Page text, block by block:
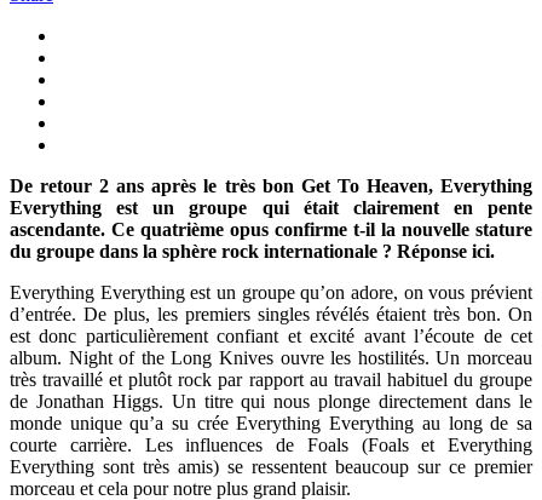
De retour 2 ans après le très bon Get To Heaven, Everything
Everything est un groupe qui était clairement en pente
ascendante. Ce quatrième opus confirme t-il la nouvelle stature
du groupe dans la sphère rock internationale ? Réponse ici.
Everything Everything est un groupe qu’on adore, on vous prévient
d’entrée. De plus, les premiers singles révélés étaient très bon. On
est donc particulièrement confiant et excité avant l’écoute de cet
album. Night of the Long Knives ouvre les hostilités. Un morceau
très travaillé et plutôt rock par rapport au travail habituel du groupe
de Jonathan Higgs. Un titre qui nous plonge directement dans le
monde unique qu’a su crée Everything Everything au long de sa
courte carrière. Les influences de Foals (Foals et Everything
Everything sont très amis) se ressentent beaucoup sur ce premier
morceau et cela pour notre plus grand plaisir.